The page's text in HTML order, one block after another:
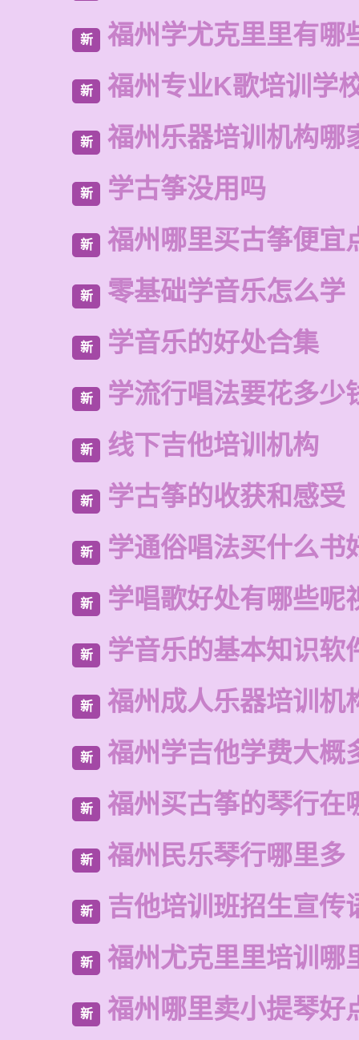
新 福州学尤克里里有哪
新 福州专业K歌培训学
新 福州乐器培训机构哪
新 学古筝没用吗
新 福州哪里买古筝便宜
新 零基础学音乐怎么学
新 学音乐的好处合集
新 学流行唱法要花多少
新 线下吉他培训机构
新 学古筝的收获和感受
新 学通俗唱法买什么书
新 学唱歌好处有哪些呢
新 学音乐的基本知识软
新 福州成人乐器培训机
新 福州学吉他学费大概
新 福州买古筝的琴行在
新 福州民乐琴行哪里多
新 吉他培训班招生宣传
新 福州尤克里里培训哪
新 福州哪里卖小提琴好